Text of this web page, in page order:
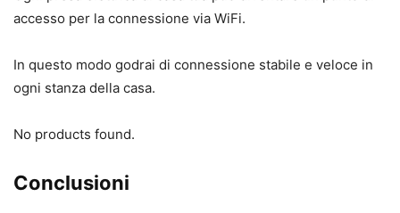
accesso per la connessione via WiFi.
In questo modo godrai di connessione stabile e veloce in
ogni stanza della casa.
No products found.
Conclusioni